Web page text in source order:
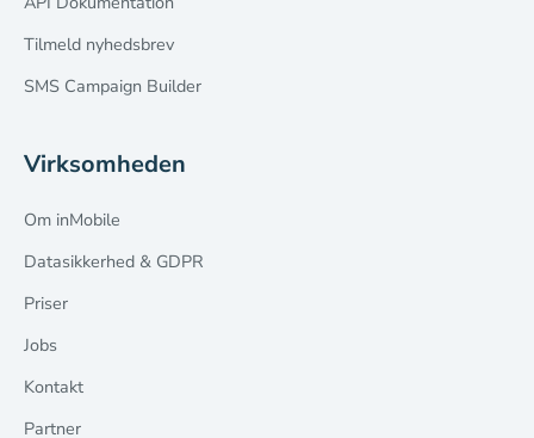
Tilmeld nyhedsbrev
SMS Campaign Builder
Virksomheden
Om inMobile
Datasikkerhed & GDPR
Priser
Jobs
Kontakt
Partner